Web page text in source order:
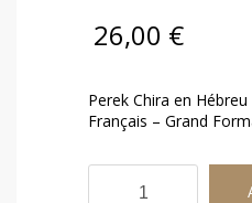
26,00 €
Perek Chira en
Français – Grand
Perek